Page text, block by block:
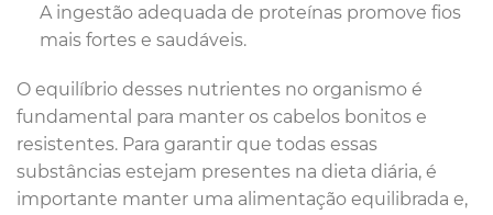
A ingestão adequada de proteínas promove fios
mais fortes e saudáveis.
O equilíbrio desses nutrientes no organismo é
fundamental para manter os cabelos bonitos e
resistentes. Para garantir que todas essas
substâncias estejam presentes na dieta diária, é
importante manter uma alimentação equilibrada e,